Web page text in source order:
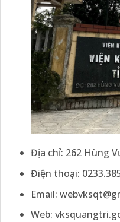
Địa chỉ: 262 Hùng
Điện thoại:
Email:
Web: